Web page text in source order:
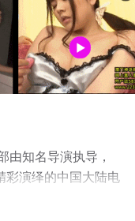
由知名导演执导，
彩演绎的中国大陆电
结），手机免费观